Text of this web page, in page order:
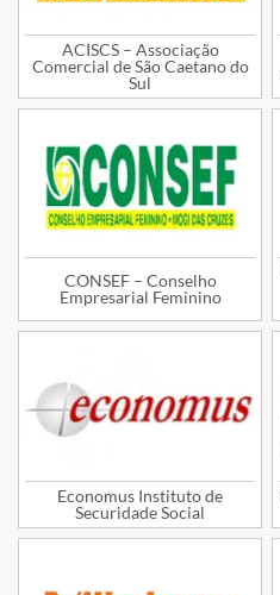
ACISCS – Associação
Comercial de São Caetano do
Sul
CONSEF – Conselho
Empresarial Feminino
Economus Instituto de
Securidade Social